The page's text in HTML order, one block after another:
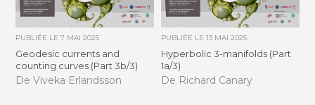
PUBLIÉE LE7 MAI 2025
Geodesic currents and
counting curves (Part 3b/3)
De Viveka Erlandsson
PUBLIÉE LE 13 MAI 2025
Hyperbolic 3-manifolds (Part
1a/3)
De Richard Canary